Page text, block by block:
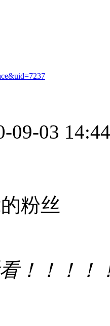
09-03 14:44
粉丝
！！！！